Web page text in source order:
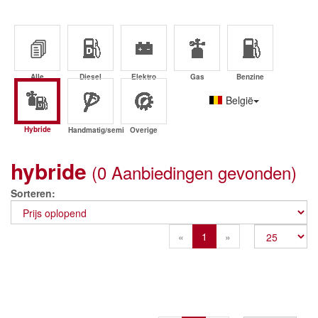
Alle Diesel Elektro Gas Benzine
Hybride Handmatig/semi Overige
België
hybride (0 Aanbiedingen gevonden)
Sorteren
« Previous
1 »